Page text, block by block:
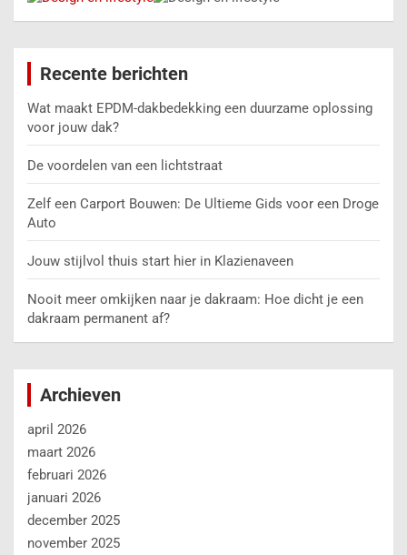
Recente berichten
Wat maakt EPDM-dakbedekking een duurzame oplossing
voor jouw dak?
De voordelen van een lichtstraat
Zelf een Carport Bouwen: De Ultieme Gids voor een Droge
Auto
Jouw stijlvol thuis start hier in Klazienaveen
Nooit meer omkijken naar je dakraam: Hoe dicht je een
dakraam permanent af?
Archieven
april 2026
maart 2026
februari 2026
januari 2026
december 2025
november 2025